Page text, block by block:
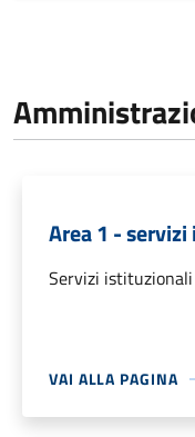
Area 1 -
Servizi
VAI ALLA PAGINA